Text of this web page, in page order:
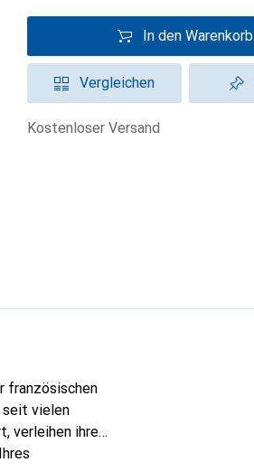
In den Warenkorb
Vergleichen
kostenloser Versand
französischen
seit vielen
verleihen ihre